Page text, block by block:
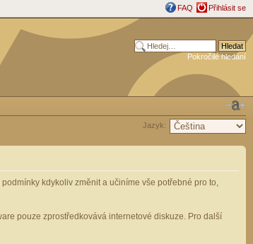
FAQ Přihlásit se
Pokročilé hledání
Jazyk:
kdykoliv změnit a učiníme vše potřebné pro to,
pouze zprostředkovává internetové diskuze. Pro další